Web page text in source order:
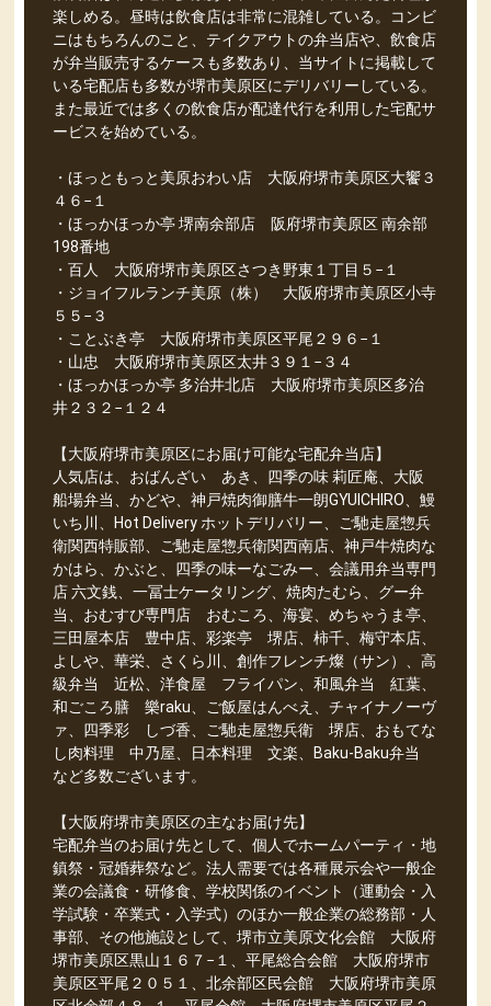
楽しめる。昼時は飲食店は非常に混雑している。コンビ
ニはもちろんのこと、テイクアウトの弁当店や、飲食店
が弁当販売するケースも多数あり、当サイトに掲載して
いる宅配店も多数が堺市美原区にデリバリーしている。
また最近では多くの飲食店が配達代行を利用した宅配サ
ービスを始めている。
・ほっともっと美原おわい店 大阪府堺市美原区大饗３
４６−１
・ほっかほっか亭 堺南余部店 阪府堺市美原区 南余部
198番地
・百人 大阪府堺市美原区さつき野東１丁目５−１
・ジョイフルランチ美原（株） 大阪府堺市美原区小寺
５５−３
・ことぶき亭 大阪府堺市美原区平尾２９６−１
・山忠 大阪府堺市美原区太井３９１−３４
・ほっかほっか亭 多治井北店 大阪府堺市美原区多治
井２３２−１２４
【大阪府堺市美原区にお届け可能な宅配弁当店】
人気店は、おばんざい あき、四季の味 莉匠庵、大阪
船場弁当、かどや、神戸焼肉御膳牛一朗GYUICHIRO、鰻
いち川、Hot Delivery ホットデリバリー、ご馳走屋惣兵
衛関西特販部、ご馳走屋惣兵衛関西南店、神戸牛焼肉な
かはら、かぶと、四季の味ーなごみー、会議用弁当専門
店 六文銭、一冨士ケータリング、焼肉たむら、グー弁
当、おむすび専門店 おむころ、海宴、めちゃうま亭、
三田屋本店 豊中店、彩楽亭 堺店、柿千、梅守本店、
よしや、華栄、さくら川、創作フレンチ燦（サン）、高
級弁当 近松、洋食屋 フライパン、和風弁当 紅葉、
和ごころ膳 樂raku、ご飯屋はんべえ、チャイナノーヴ
ァ、四季彩 しづ香、ご馳走屋惣兵衛 堺店、おもてな
し肉料理 中乃屋、日本料理 文楽、Baku-Baku弁当
など多数ございます。
【大阪府堺市美原区の主なお届け先】
宅配弁当のお届け先として、個人でホームパーティ・地
鎮祭・冠婚葬祭など。法人需要では各種展示会や一般企
業の会議食・研修食、学校関係のイベント（運動会・入
学試験・卒業式・入学式）のほか一般企業の総務部・人
事部、その他施設として、堺市立美原文化会館 大阪府
堺市美原区黒山１６７−１、平尾総合会館 大阪府堺市
美原区平尾２０５１、北余部区民会館 大阪府堺市美原